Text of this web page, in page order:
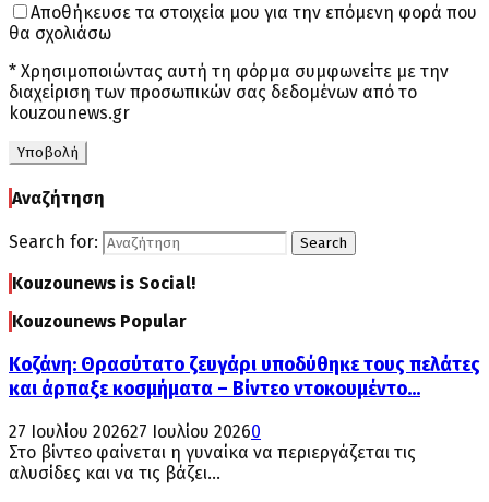
Αποθήκευσε τα στοιχεία μου για την επόμενη φορά που
θα σχολιάσω
* Χρησιμοποιώντας αυτή τη φόρμα συμφωνείτε με την
διαχείριση των προσωπικών σας δεδομένων από το
kouzounews.gr
Αναζήτηση
Search for: Search
Kouzounews is Social!
Kouzounews Popular
Κοζάνη: Θρασύτατο ζευγάρι υποδύθηκε τους πελάτες
και άρπαξε κοσμήματα – Βίντεο ντοκουμέντο...
27 Ιουλίου 202627 Ιουλίου 20260
Στο βίντεο φαίνεται η γυναίκα να περιεργάζεται τις
αλυσίδες και να τις βάζει...